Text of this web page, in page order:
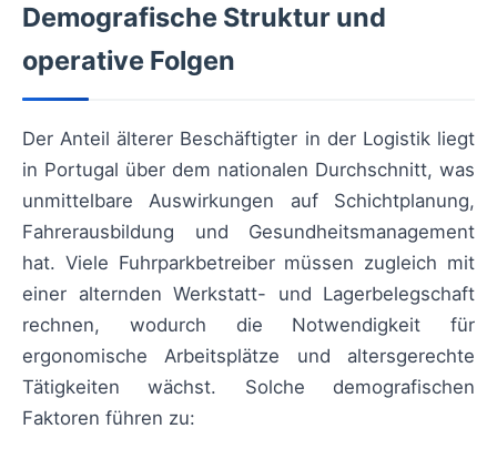
Demografische Struktur und
operative Folgen
Der Anteil älterer Beschäftigter in der Logistik liegt
in Portugal über dem nationalen Durchschnitt, was
unmittelbare Auswirkungen auf Schichtplanung,
Fahrerausbildung und Gesundheitsmanagement
hat. Viele Fuhrparkbetreiber müssen zugleich mit
einer alternden Werkstatt- und Lagerbelegschaft
rechnen, wodurch die Notwendigkeit für
ergonomische Arbeitsplätze und altersgerechte
Tätigkeiten wächst. Solche demografischen
Faktoren führen zu: